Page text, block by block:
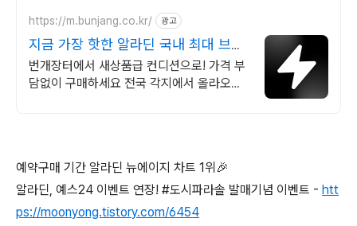
https://m.bunjang.co.kr/ 광고
지금 가장 핫한 알라딘 국내 최대 브랜
드 중고거래
번개장터에서 새상품급 컨디션으로! 가격 부
담없이 구매하세요 전국 각지에서 올라오는
예약구매 기간 알라딘 뉴에이지 차트 1위🎉
알라딘, 예스24 이벤트 연장! #도시파라솔 발매기념 이벤트 - htt
ps://moonyong.tistory.com/6454